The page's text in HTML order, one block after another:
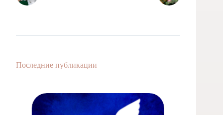
Последние публикации